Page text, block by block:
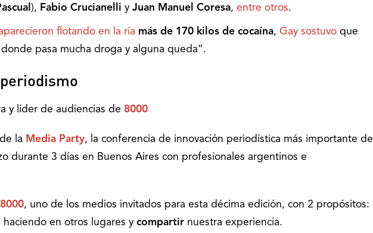
), Fabio Crucianelli yJuan Manuel Coresa, entre otros.
flotando en la ría más de 170 kilos de cocaína, Gay sostuvo que
pasa mucha droga y alguna queda”.
y líder de audiencias de 8000
la Media Party, la conferencia de innovación periodística más importante de
durante 3 días en Buenos Aires con profesionales argentinos e
8000, uno de los medios invitados para esta décima edición, con 2 propósitos:
en otros lugares y compartir nuestra experiencia.